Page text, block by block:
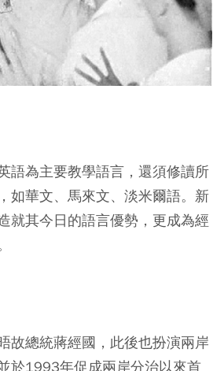
語為主要教學語言，還須修讀所
如華文、馬來文、淡米爾語。新
就其今日的語言優勢，更成為經
故總統蔣經國，此後也扮演兩岸
於1993年促成兩岸分治以來首